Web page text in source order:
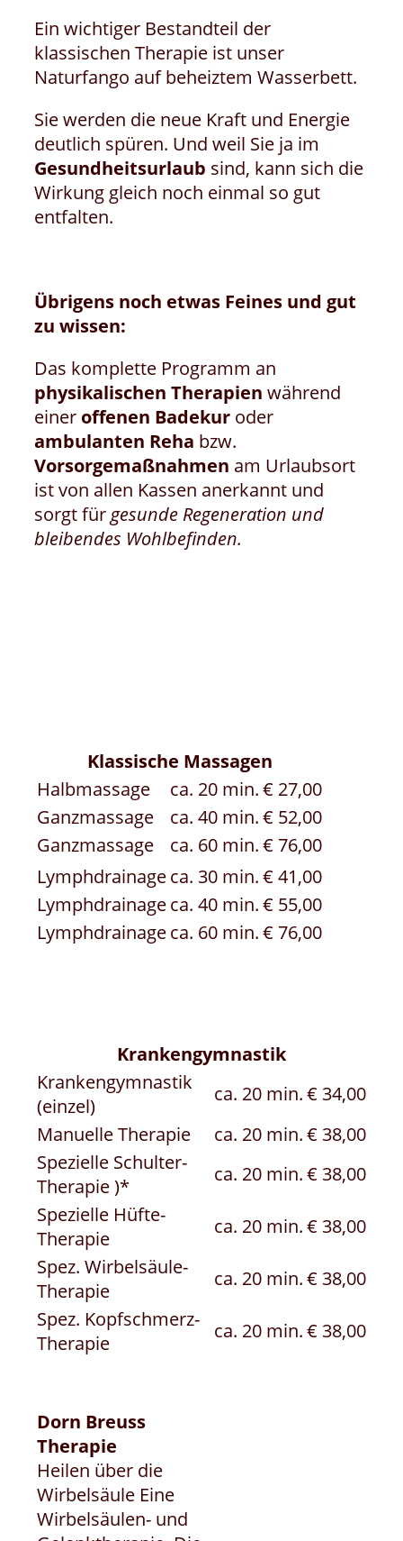
Ein wichtiger Bestandteil der
klassischen Therapie ist unser
Naturfango auf beheiztem Wasserbett.
Sie werden die neue Kraft und Energie
deutlich spüren. Und weil Sie ja im
Gesundheitsurlaub sind, kann sich die
Wirkung gleich noch einmal so gut
entfalten.
Übrigens noch etwas Feines und gut
zu wissen:
Das komplette Programm an
physikalischen Therapien während
einer offenen Badekur oder
ambulanten Reha bzw.
Vorsorgemaßnahmen am Urlaubsort
ist von allen Kassen anerkannt und
sorgt für gesunde Regeneration und
bleibendes Wohlbefinden.
Klassische Massagen
Halbmassage
ca. 20 min.€ 27,00
Ganzmassage
ca. 40 min.€ 52,00
Ganzmassage
ca. 60 min.€ 76,00
Lymphdrainageca. 30 min.€ 41,00
Lymphdrainageca. 40 min.€ 55,00
Lymphdrainageca. 60 min.€ 76,00
Krankengymnastik
Krankengymnastik
(einzel)
ca. 20 min.€ 34,00
Manuelle Therapie
ca. 20 min.€ 38,00
Spezielle Schulter-
Therapie )*
ca. 20 min.€ 38,00
Spezielle Hüfte-
Therapie
ca. 20 min.€ 38,00
Spez. Wirbelsäule-
Therapie
ca. 20 min.€ 38,00
Spez. Kopfschmerz-
Therapie
ca. 20 min.€ 38,00
Dorn Breuss
Therapie
Heilen über die
Wirbelsäule Eine
Wirbelsäulen- und